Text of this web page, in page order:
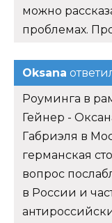
можно
проблемах.
Oksana
Роуминга в
Гейнер -
Габриэля в
германская
вопрос
в России и